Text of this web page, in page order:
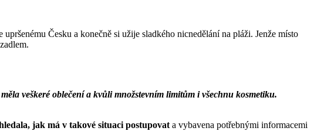
Česku a konečně si užije sladkého nicnedělání na pláži. Jenže místo
veškeré oblečení a kvůli množstevním limitům i všechnu kosmetiku.
jak má v takové situaci postupovat a vybavena potřebnými informacemi